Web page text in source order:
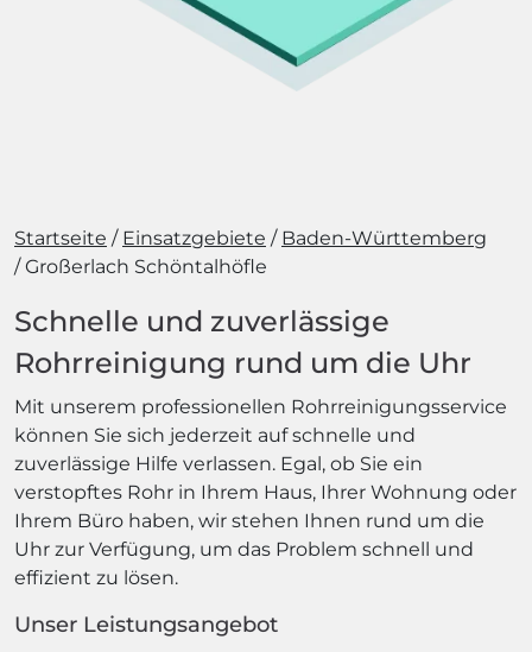
Startseite Einsatzgebiete
Baden-Württemberg
Großerlach Schöntalhöfle
Schnelle und zuverlässige
Rohrreinigung rund um die Uhr
Mit unserem professionellen Rohrreinigungsservice
können Sie sich jederzeit auf schnelle und
zuverlässige Hilfe verlassen. Egal, ob Sie ein
verstopftes Rohr in Ihrem Haus, Ihrer Wohnung oder
Ihrem Büro haben, wir stehen Ihnen rund um die
Uhr zur Verfügung, um das Problem schnell und
effizient zu lösen.
Unser Leistungsangebot